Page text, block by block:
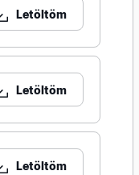
Letöltöm
Letöltöm
Letöltöm